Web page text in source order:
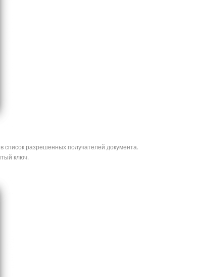
список разрешенных получателей документа.
ключ.